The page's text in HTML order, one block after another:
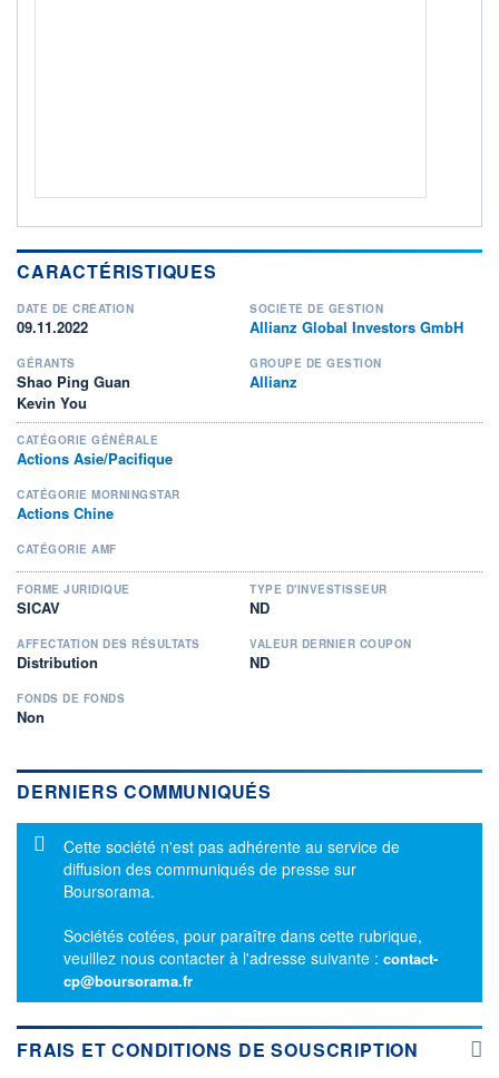
CARACTÉRISTIQUES
DATE DE CRÉATION
09.11.2022
SOCIÉTÉ DE GESTION
Allianz Global Investors GmbH
GÉRANTS
Shao Ping Guan
Kevin You
GROUPE DE GESTION
Allianz
CATÉGORIE GÉNÉRALE
Actions Asie/Pacifique
CATÉGORIE MORNINGSTAR
Actions Chine
CATÉGORIE AMF
FORME JURIDIQUE
SICAV
TYPE D'INVESTISSEUR
ND
AFFECTATION DES RÉSULTATS
Distribution
VALEUR DERNIER COUPON
ND
FONDS DE FONDS
Non
DERNIERS COMMUNIQUÉS
Message d'information
Cette société n'est pas adhérente au service de
diffusion des communiqués de presse sur
Boursorama.
Sociétés cotées, pour paraître dans cette rubrique,
veuillez nous contacter à l'adresse suivante : contact-
cp@boursorama.fr
FRAIS ET CONDITIONS DE SOUSCRIPTION